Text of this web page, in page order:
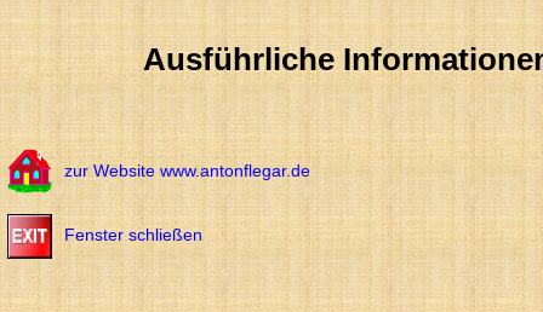
Ausführliche
zur Website www.antonflegar.de
Fenster schließen